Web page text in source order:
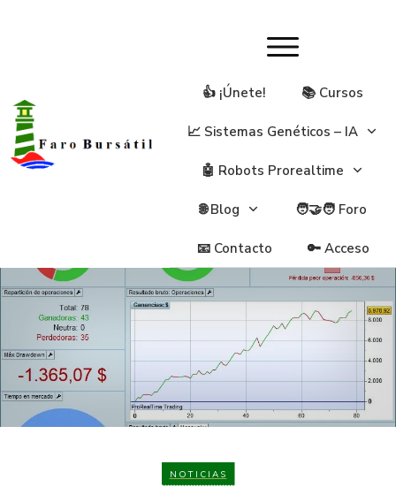
👍 ¡Únete! 📚 Cursos
📈 Sistemas Genéticos – IA
🤖 Robots Prorealtime
🌐 Blog 🧑‍🤝‍🧑 Foro
📧 Contacto 🔑 Acceso
NOTICIAS